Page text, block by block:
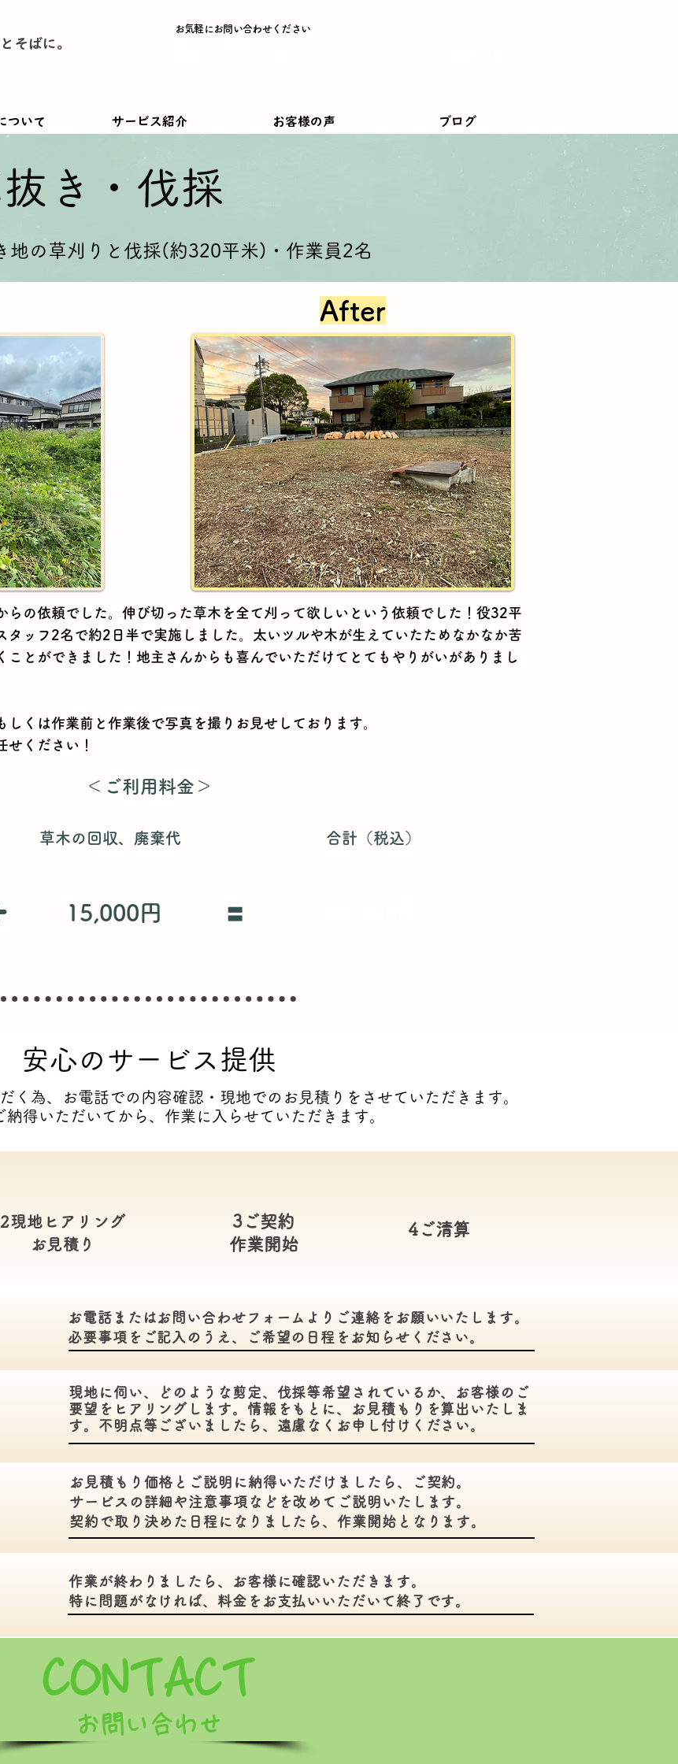
そばに。
お気軽にお問い合わせください
ついて サービス紹介 お客様の声 ブログ
き・伐採
地の草刈りと伐採(約320平米)・作業員2名
After
​＜ご利用料金＞
草木の回収、廃棄代 合計（税込）
らの依頼でした。伸び切った草木を全て刈って欲しいという依頼でした！役32平
タッフ2名で約2日半で実施しました。太いツルや木が生えていたためなかなか苦
ことができました！地主さんからも喜んでいただけてとてもやりがいがありまし
くは作業前と作業後で写真を撮りお見せしております。
ください！
15,000円 ​🟰
​安心のサービス提供
く為、お電話での内容確認・現地でのお見積りをさせていただきます。
納得いただいてから、作業に入らせていただきます。
2現地ヒアリング
​お見積り
3ご契約
​作業開始
​4ご清算
お電話またはお問い合わせフォームよりご連絡をお願いいたします。
必要事項をご記入のうえ、ご希望の日程をお知らせください。
現地に伺い、どのような剪定、伐採等希望されているか、お客様のご
要望をヒアリングします。情報をもとに、お見積もりを算出いたしま
す。不明点等ございましたら、遠慮なくお申し付けください。
お見積もり価格とご説明に納得いただけましたら、ご契約。
サービスの詳細や注意事項などを改めてご説明いたします。
契約で取り決めた日程になりましたら、作業開始となります。
作業が終わりましたら、お客様に確認いただきます。
特に問題がなければ、料金をお支払いいただいて終了です。
CONTACT​
お問い合わせ